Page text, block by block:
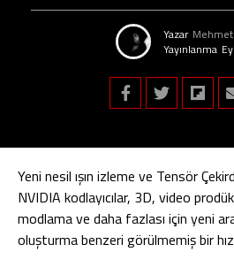
Yazar Mehmet
Yayınlanma
Yeni nesil ışın izleme ve Tensör
NVIDIA kodlayıcılar, 3D, video
modlama ve daha fazlası için yeni
oluşturma benzeri görülmemiş bir